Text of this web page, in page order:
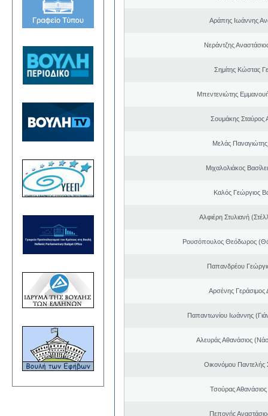
Αράπης Ιωάννης
Νεράντζης
Σημίτης Κώστας
Μπεντενιώτης
Σουμάκης Σταύρος
Μελάς
Μιχαλολιάκος
Καλός Γεώργιος
Αλφιέρη Στυλιανή
Ρουσόπουλος Θεόδωρος
Παπανδρέου
Αρσένης Γεράσιμος
Παπαντωνίου Ιωάννης
Αλευράς Αθανάσιος
Οικονόμου Παντελής
Τσούρας
Πεπονής